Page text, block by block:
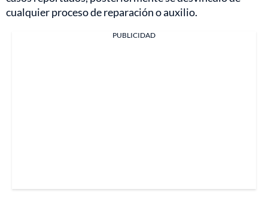
cualquier proceso de reparación o auxilio.
PUBLICIDAD